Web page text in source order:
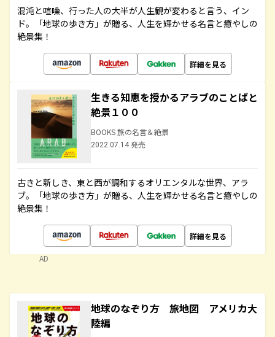
混沌と喧噪、行った人の大半が人生観が変わると言う、イン
ド。「地球の歩き方」が贈る、人生を輝かせる名言と癒やしの
絶景集！
詳細を見る
生きる知恵を授かるアラブのことばと
絶景１００
BOOKS 旅の名言＆絶景
2022.07.14 発売
古きと新しき、東と西が調和するオリエンタルな世界、アラ
ブ。「地球の歩き方」が贈る、人生を輝かせる名言と癒やしの
絶景集！
詳細を見る
AD
地球のなぞり方 旅地図 アメリカ大
陸編